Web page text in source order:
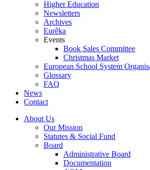
Higher Education
Newsletters
Archives
Eurêka
Events
Book Sales Committee
Christmas Market
European School System
Glossary
FAQ
News
Contact
About Us
Our Mission
Statutes & Social Fund
Board
Administrative Board
Documentation